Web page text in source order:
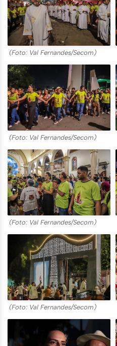
(Foto: Val Fernandes/Secom)
(Foto: Val Fernandes/Secom)
(Foto: Val Fernandes/Secom)
(Foto: Val Fernandes/Secom)